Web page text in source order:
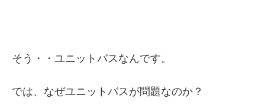
そう・・ユニットバスなんです。
では、なぜユニットバスが問題なのか？